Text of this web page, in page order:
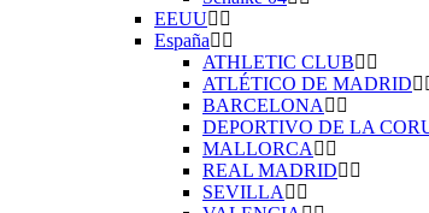
EEUU
España
ATHLETIC CLUB
ATLÉTICO DE MADRID
BARCELONA
DEPORTIVO DE LA
MALLORCA
REAL MADRID
SEVILLA